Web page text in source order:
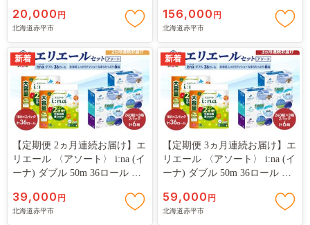
返品方法等については個別にご相談させていただきます。
■返礼品の発送につきましてのご要望は、応援メッセージ欄の
中にご記載をお願いいたします。
ペーパー ティッシュ トイレ ボ
ックスティッシュ まとめ買い
ペーパー 紙 防災 常備品 備蓄
品 消耗品 備蓄 日用品
20,000 円
北海道赤平市
ぎり 定期便 定期 お楽しみ 6回
156,000 円
北海道赤平市
新着
【定期便 2ヵ月連続お届け】エ
リエール 〈アソート〉 i:na (イ
ーナ) ダブル 50m 36ロール 北
らたっぷり 6箱 トイレットペ
ーパー ティッシュ ボックステ
39,000 円
北海道赤平市
新着
【定期便 3ヵ月連続お届け】エ
リエール 〈アソート〉 i:na (イ
ーナ) ダブル 50m 36ロール 北
らたっぷり 6箱 トイレットペ
ーパー ティッシュ ボックステ
59,000 円
北海道赤平市